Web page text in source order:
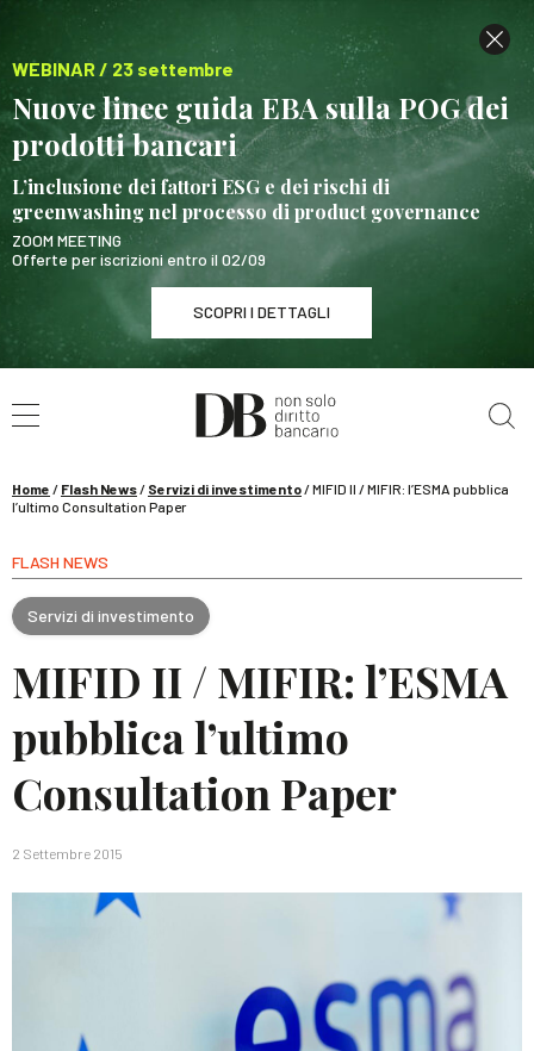
WEBINAR / 23 settembre
Nuove linee guida EBA sulla POG dei
prodotti bancari
L’inclusione dei fattori ESG e dei rischi di
greenwashing nel processo di product governance
ZOOM MEETING
Offerte per iscrizioni entro il 02/09
SCOPRI I DETTAGLI
WEBINAR / 23 settembre
Nuove linee guida EBA sulla POG dei prodotti
SCOPRI I DETTAGLI
Home / Flash News/ Servizi di investimento/MIFID II / MIFIR: l’ESMA pubblica
l’ultimo Consultation Paper
FLASH NEWS
Servizi di investimento
MIFID II / MIFIR: l’ESMA
pubblica l’ultimo
Consultation Paper
2 Settembre 2015